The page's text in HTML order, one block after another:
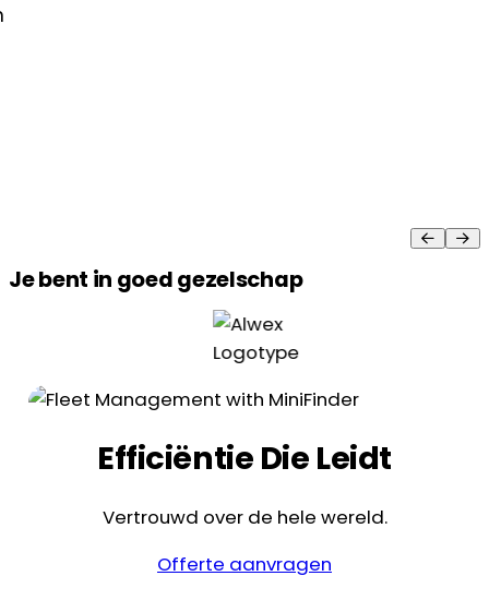
Je bent in goed gezelschap
Efficiëntie Die Leidt
Vertrouwd over de hele wereld.
Offerte aanvragen